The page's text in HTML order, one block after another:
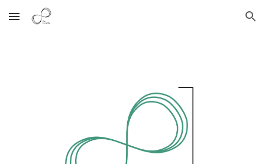
Skip to main content Skip to navigation